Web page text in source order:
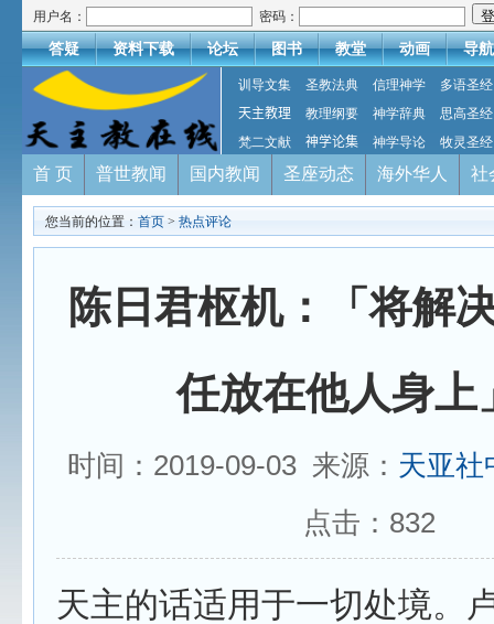
用户名： 密码：
答疑 资料下载 论坛 图书 教堂 动画 导航
训导文集 圣教法典 信理神学
多语圣经
天主教理
教理纲要 神学辞典
思高圣经
梵二文献
神学论集 神学导论 牧灵圣经
首 页 普世教闻 国内教闻 圣座动态 海外华人 社
您当前的位置： 首页 > 热点评论
陈日君枢机：「将解
任放在他人身上
时间：2019-09-03 来源： 天亚社
点击： 832
天主的话适用于一切处境。